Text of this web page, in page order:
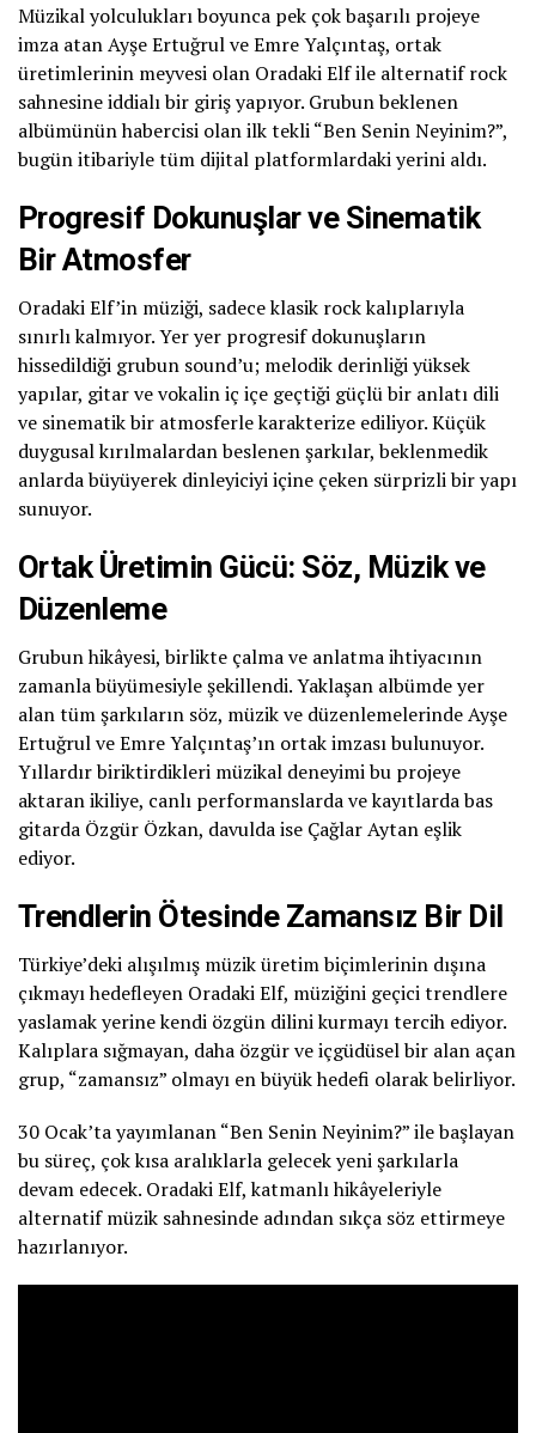
Müzikal yolculukları boyunca pek çok başarılı projeye
imza atan Ayşe Ertuğrul ve Emre Yalçıntaş, ortak
üretimlerinin meyvesi olan Oradaki Elf ile alternatif rock
sahnesine iddialı bir giriş yapıyor. Grubun beklenen
albümünün habercisi olan ilk tekli “Ben Senin Neyinim?”,
bugün itibariyle tüm dijital platformlardaki yerini aldı.
Progresif Dokunuşlar ve Sinematik
Bir Atmosfer
Oradaki Elf’in müziği, sadece klasik rock kalıplarıyla
sınırlı kalmıyor. Yer yer progresif dokunuşların
hissedildiği grubun sound’u; melodik derinliği yüksek
yapılar, gitar ve vokalin iç içe geçtiği güçlü bir anlatı dili
ve sinematik bir atmosferle karakterize ediliyor. Küçük
duygusal kırılmalardan beslenen şarkılar, beklenmedik
anlarda büyüyerek dinleyiciyi içine çeken sürprizli bir yapı
sunuyor.
Ortak Üretimin Gücü: Söz, Müzik ve
Düzenleme
Grubun hikâyesi, birlikte çalma ve anlatma ihtiyacının
zamanla büyümesiyle şekillendi. Yaklaşan albümde yer
alan tüm şarkıların söz, müzik ve düzenlemelerinde Ayşe
Ertuğrul ve Emre Yalçıntaş’ın ortak imzası bulunuyor.
Yıllardır biriktirdikleri müzikal deneyimi bu projeye
aktaran ikiliye, canlı performanslarda ve kayıtlarda bas
gitarda Özgür Özkan, davulda ise Çağlar Aytan eşlik
ediyor.
Trendlerin Ötesinde Zamansız Bir Dil
Türkiye’deki alışılmış müzik üretim biçimlerinin dışına
çıkmayı hedefleyen Oradaki Elf, müziğini geçici trendlere
yaslamak yerine kendi özgün dilini kurmayı tercih ediyor.
Kalıplara sığmayan, daha özgür ve içgüdüsel bir alan açan
grup, “zamansız” olmayı en büyük hedefi olarak belirliyor.
30 Ocak’ta yayımlanan “Ben Senin Neyinim?” ile başlayan
bu süreç, çok kısa aralıklarla gelecek yeni şarkılarla
devam edecek. Oradaki Elf, katmanlı hikâyeleriyle
alternatif müzik sahnesinde adından sıkça söz ettirmeye
hazırlanıyor.